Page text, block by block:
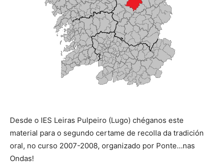
Desde o IES Leiras Pulpeiro (Lugo) chéganos este
material para o segundo certame de recolla da tradición
oral, no curso 2007-2008, organizado por Ponte…nas
Ondas!